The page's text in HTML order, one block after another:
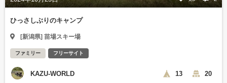
ひっさしぶりのキャンプ
[新潟県] 苗場スキー場
ファミリー フリーサイト
KAZU-WORLD 13 20